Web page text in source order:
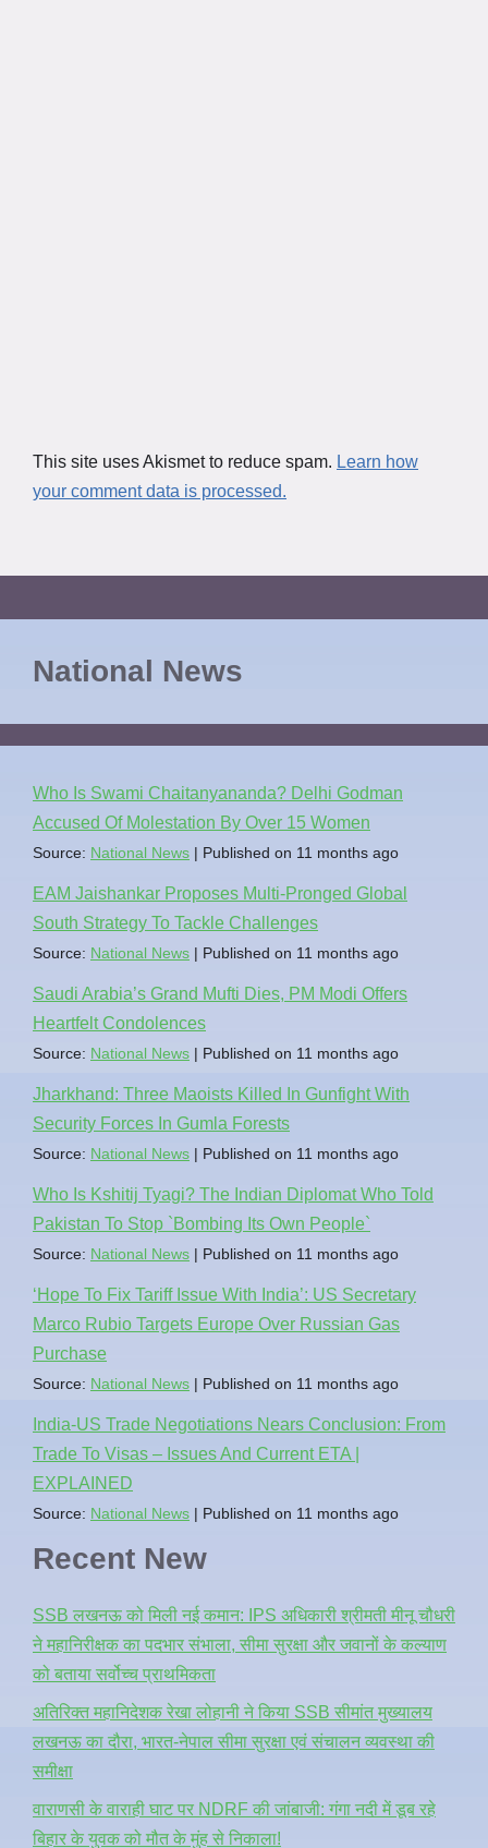
This site uses Akismet to reduce spam. Learn how
your comment data is processed.
National News
Who Is Swami Chaitanyananda? Delhi Godman
Accused Of Molestation By Over 15 Women
Source: National News Published on 11 months ago
EAM Jaishankar Proposes Multi-Pronged Global
South Strategy To Tackle Challenges
Source: National News Published on 11 months ago
Saudi Arabia’s Grand Mufti Dies, PM Modi Offers
Heartfelt Condolences
Source: National News Published on 11 months ago
Jharkhand: Three Maoists Killed In Gunfight With
Security Forces In Gumla Forests
Source: National News Published on 11 months ago
Who Is Kshitij Tyagi? The Indian Diplomat Who Told
Pakistan To Stop `Bombing Its Own People`
Source: National News Published on 11 months ago
‘Hope To Fix Tariff Issue With India’: US Secretary
Marco Rubio Targets Europe Over Russian Gas
Purchase
Source: National News Published on 11 months ago
India-US Trade Negotiations Nears Conclusion: From
Trade To Visas – Issues And Current ETA |
EXPLAINED
Source: National News Published on 11 months ago
Recent New
SSB लखनऊ को मिली नई कमान: IPS अधिकारी श्रीमती मीनू चौधरी
ने महानिरीक्षक का पदभार संभाला, सीमा सुरक्षा और जवानों के कल्याण
को बताया सर्वोच्च प्राथमिकता
अतिरिक्त महानिदेशक रेखा लोहानी ने किया SSB सीमांत मुख्यालय
लखनऊ का दौरा, भारत-नेपाल सीमा सुरक्षा एवं संचालन व्यवस्था की
समीक्षा
वाराणसी के वाराही घाट पर NDRF की जांबाजी: गंगा नदी में डूब रहे
बिहार के युवक को मौत के मुंह से निकाला!